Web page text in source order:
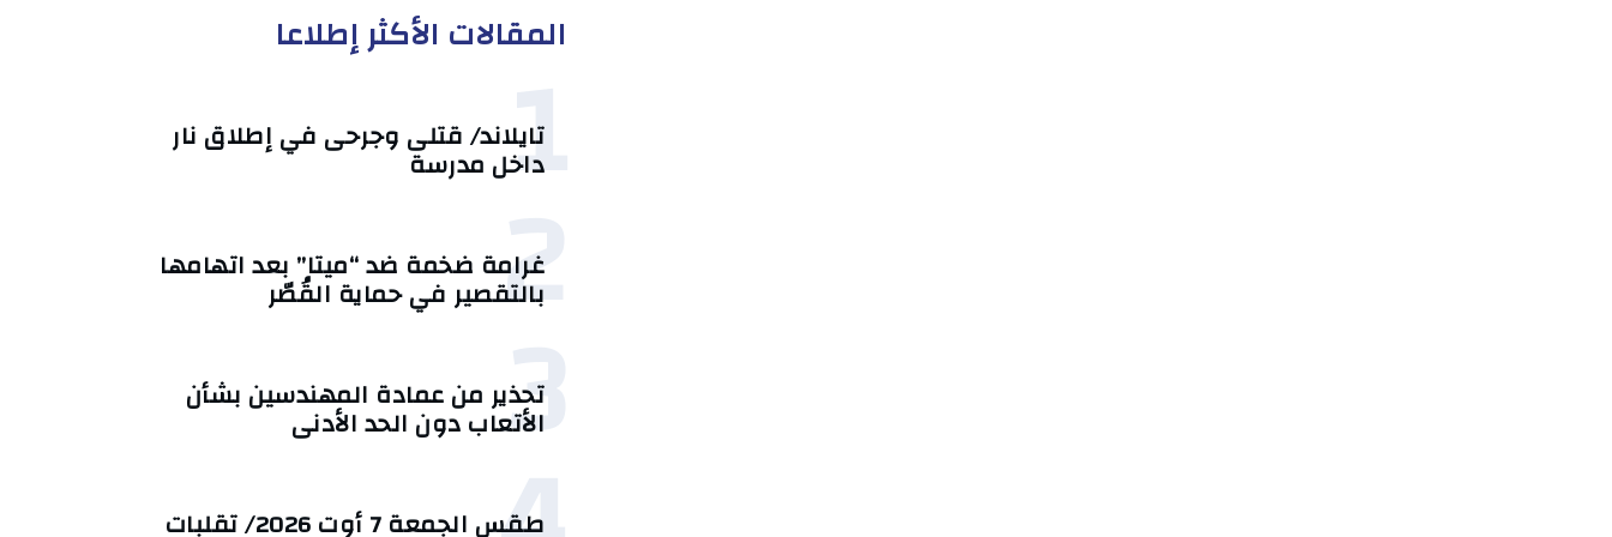
المقالات الأكثر إطلاعا
1
تايلاند/ قتلى وجرحى في إطلاق نار
داخل مدرسة
2
غرامة ضخمة ضد “ميتا” بعد اتهامها
بالتقصير في حماية القُصّر
3
تحذير من عمادة المهندسين بشأن
الأتعاب دون الحد الأدنى
طقس الجمعة 7 أوت 2026/ تقلبات